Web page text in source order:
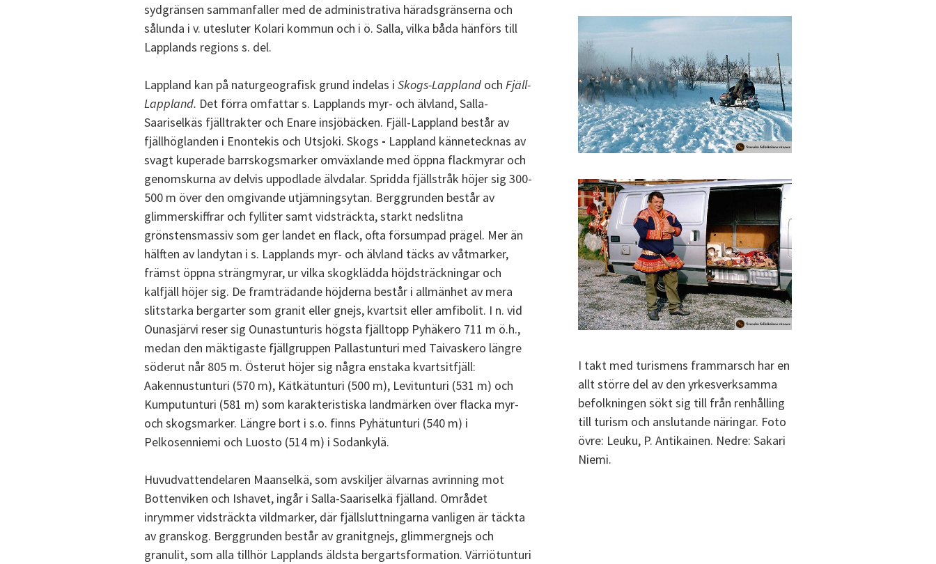
sydgränsen sammanfaller med de administrativa häradsgränserna och
sålunda i v. utesluter Kolari kommun och i ö. Salla, vilka båda hänförs till
Lapplands regions s. del.
Lappland kan på naturgeografisk grund indelas i Skogs-Lappland och Fjäll-
Lappland. Det förra omfattar s. Lapplands myr- och älvland, Salla-
Saariselkäs fjälltrakter och Enare insjöbäcken. Fjäll-Lappland består av
fjällhöglanden i Enontekis och Utsjoki. Skogs - Lappland kännetecknas av
svagt kuperade barrskogsmarker omväxlande med öppna flackmyrar och
genomskurna av delvis uppodlade älvdalar. Spridda fjällstråk höjer sig 300-
500 m över den omgivande utjämningsytan. Berggrunden består av
glimmerskiffrar och fylliter samt vidsträckta, starkt nedslitna
grönstensmassiv som ger landet en flack, ofta försumpad prägel. Mer än
hälften av landytan i s. Lapplands myr- och älvland täcks av våtmarker,
främst öppna strängmyrar, ur vilka skogklädda höjdsträckningar och
kalfjäll höjer sig. De framträdande höjderna består i allmänhet av mera
slitstarka bergarter som granit eller gnejs, kvartsit eller amfibolit. I n. vid
Ounasjärvi reser sig Ounastunturis högsta fjälltopp Pyhäkero 711 m ö.h.,
medan den mäktigaste fjällgruppen Pallastunturi med Taivaskero längre
söderut når 805 m. Österut höjer sig några enstaka kvartsitfjäll:
Aakennustunturi (570 m), Kätkätunturi (500 m), Levitunturi (531 m) och
Kumputunturi (581 m) som karakteristiska landmärken över flacka myr-
och skogsmarker. Längre bort i s.o. finns Pyhätunturi (540 m) i
Pelkosenniemi och Luosto (514 m) i Sodankylä.
Huvudvattendelaren Maanselkä, som avskiljer älvarnas avrinning mot
Bottenviken och Ishavet, ingår i Salla-Saariselkä fjälland. Området
inrymmer vidsträckta vildmarker, där fjällsluttningarna vanligen är täckta
av granskog. Berggrunden består av granitgnejs, glimmergnejs och
granulit, som alla tillhör Lapplands äldsta bergartsformation. Värriötunturi
I takt med turismens frammarsch har en
allt större del av den yrkesverksamma
befolkningen sökt sig till från renhålling
till turism och anslutande näringar. Foto
övre: Leuku, P. Antikainen. Nedre: Sakari
Niemi.